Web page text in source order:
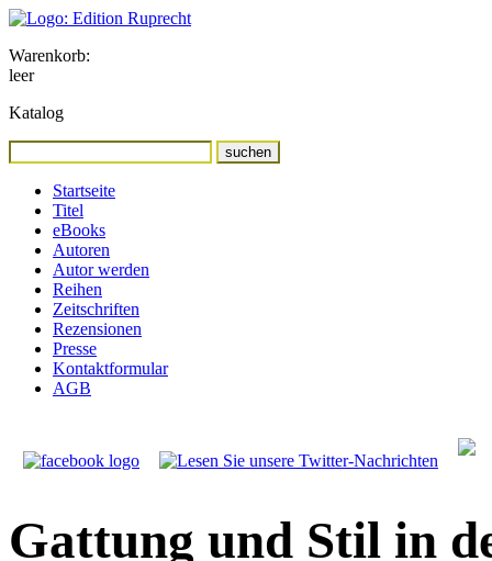
Warenkorb:
leer
Katalog
Startseite
Titel
eBooks
Autoren
Autor werden
Reihen
Zeitschriften
Rezensionen
Presse
Kontaktformular
AGB
Gattung und Stil in